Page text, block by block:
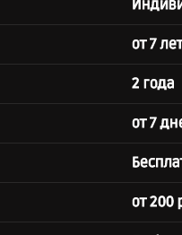
от 7 лет
2 года
от 7
от 200